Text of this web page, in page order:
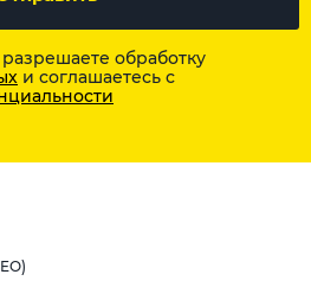
обработку
и соглашаетесь с